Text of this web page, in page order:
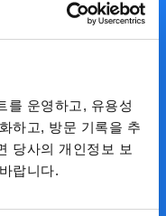
를 운영하고, 유용성
하고, 방문 기록을 추
당사의 개인정보 보
랍니다.